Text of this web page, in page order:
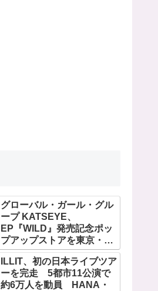
グローバル・ガール・グル
ープ KATSEYE、
EP『WILD』発売記念ポッ
プアップストアを東京・原
宿で開催 限定グッズも登
場ILLIT、初の日本ライブツア
ーを完走 5都市11公演で
約6万人を動員 HANA・